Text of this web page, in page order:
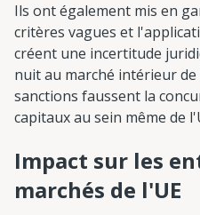
Ils ont également mis en
critères vagues et
créent une incertitude
nuit au marché intérieur de
sanctions faussent la
capitaux au sein même de
Impact sur les
marchés de l'UE